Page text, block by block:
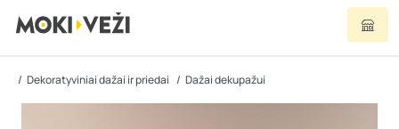
Dekoratyviniai dažai ir priedai Dažai dekupažui